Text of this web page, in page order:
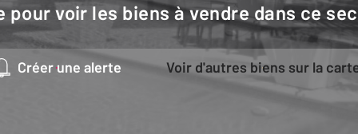
pour voir les biens à vendre dans ce
Créer une alerte Voir d'autres biens sur la